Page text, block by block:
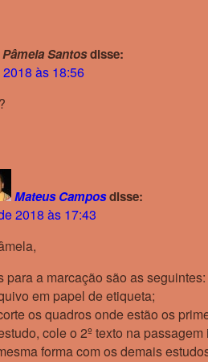
Pâmela Santosdisse:
às 18:56
Mateus Camposdisse:
2018 às 17:43
para a marcação são as seguintes:
em papel de etiqueta;
os quadros onde estão os
cole o 2º texto na
forma com os demais